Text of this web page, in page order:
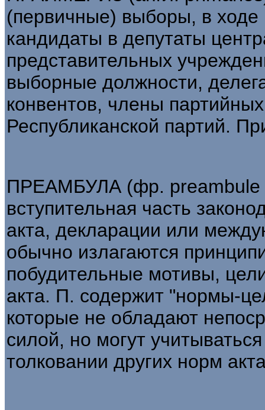
(первичные) выборы, в ходе
кандидаты в депутаты
представительных
выборные должности,
конвентов, члены
Республиканской партий.
ПРЕАМБУЛА (фр. preambule
вступительная часть
акта, декларации или
обычно излагаются
побудительные мотивы,
акта. П. содержит "нормы-
которые не обладают
силой, но могут
толковании других норм